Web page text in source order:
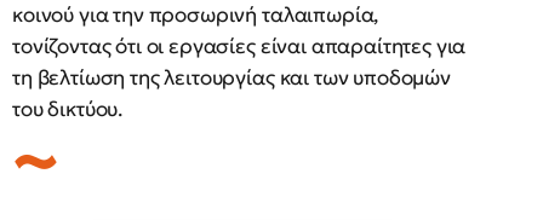
κοινού για την προσωρινή ταλαιπωρία,
τονίζοντας ότι οι εργασίες είναι απαραίτητες για
τη βελτίωση της λειτουργίας και των υποδομών
του δικτύου.